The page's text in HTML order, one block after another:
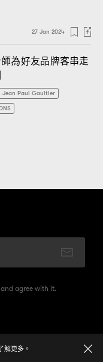
27 Jan 2024
為好友品牌客串走
Jean Paul Gaultier
and agree with it.
解更多。